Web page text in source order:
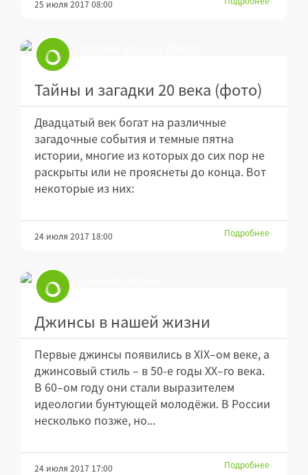
25 июля 2017 08:00
Тайны и загадки 20 века (фото)
Двадцатый век богат на различные
загадочные события и темные пятна
истории, многие из которых до сих пор не
раскрыты или не прояснеты до конца. Вот
некоторые из них:
24 июля 2017 18:00 Подробнее
Джинсы в нашей жизни
Первые джинсы появились в XIX–ом веке, а
джинсовый стиль – в 50-е годы ХХ–го века.
В 60–ом году они стали выразителем
идеологии бунтующей молодёжи. В России
несколько позже, но...
24 июля 2017 17:00 Подробнее